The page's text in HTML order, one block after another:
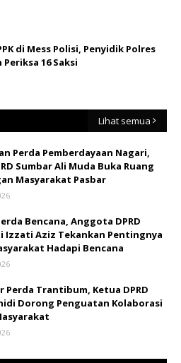
di Mess Polisi, Penyidik Polres
Periksa 16 Saksi
Lihat semua
Perda Pemberdayaan Nagari,
Sumbar Ali Muda Buka Ruang
Masyarakat Pasbar
Bencana, Anggota DPRD
Izzati Aziz Tekankan Pentingnya
Hadapi Bencana
Perda Trantibum, Ketua DPRD
Dorong Penguatan Kolaborasi